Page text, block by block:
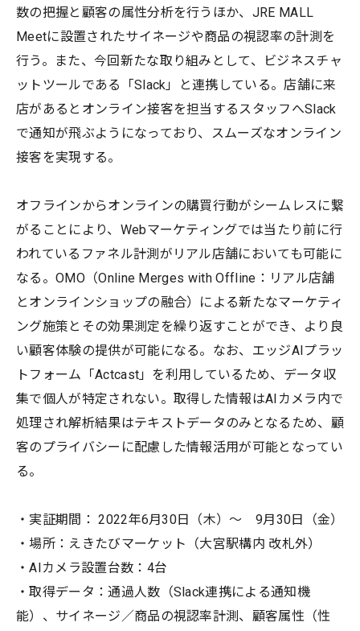
数の把握と顧客の属性分析を行うほか、JRE MALL
Meetに設置されたサイネージや商品の視認率の計測を
行う。また、今回新たな取り組みとして、ビジネスチャ
ットツールである「Slack」と連携している。店舗に来
店があるとオンライン接客を担当するスタッフへSlack
で通知が飛ぶようになっており、スムーズなオンライン
接客を実現する。
オフラインからオンラインの購買行動がシームレスに繋
がることにより、Webマーケティングでは当たり前に行
われているファネル計測がリアル店舗においても可能に
なる。OMO（Online Merges with Offline：リアル店舗
とオンラインショップの融合）による新たなマーケティ
ング施策とその効果測定を繰り返すことができ、より良
い顧客体験の提供が可能になる。なお、エッジAIプラッ
トフォーム「Actcast」を利用しているため、データ収
集で個人が特定されない。取得した情報はAIカメラ内で
処理され解析結果はテキストデータのみとなるため、顧
客のプライバシーに配慮した情報活用が可能となってい
る。
・実証期間： 2022年6月30日（木）～ 9月30日（金）
・場所：えきたびマーケット（大宮駅構内 改札外）
・AIカメラ設置台数：4台
・取得データ：通過人数（Slack連携による通知機
能）、サイネージ／商品の視認率計測、顧客属性（性